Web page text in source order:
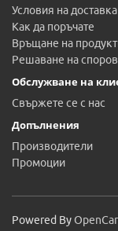
Условия на доставка
Как да поръчате
Връщане на
Решаване на
Обслужване на
Свържете се с нас
Допълнения
Производители
Промоции
Powered By